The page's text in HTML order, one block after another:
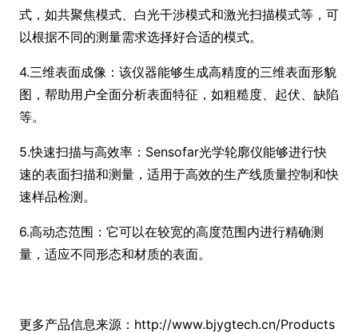
式，如共聚焦模式、白光干涉模式和激光扫描模式等，可
以根据不同的测量需求选择好合适的模式。
4.三维表面成像：该仪器能够生成高精度的三维表面形貌
图，帮助用户全面分析表面特征，如粗糙度、起伏、缺陷
等。
5.快速扫描与高效率：Sensofar光学轮廓仪能够进行快
速的表面扫描和测量，适用于高效的生产线质量控制和快
速样品检测。
6.高动态范围：它可以在较宽的高度范围内进行精确测
量，适应不同形态和材质的表面。
更多产品信息来源：http://www.bjygtech.cn/Products